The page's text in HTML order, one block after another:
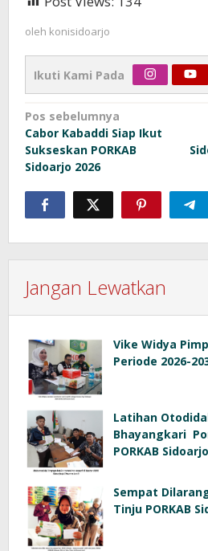
oleh konisidoarjo
Ikuti Kami Pada
Navigasi
pos
Pos sebelumnya
Cabor Kabaddi Siap Ikut
Sukseskan PORKAB
Sidoarjo 2026
Jangan Lewatkan
Vike Widya
Periode 2026-
Latihan
Bhayangkari
PORKAB
Sempat
Tinju PORKAB